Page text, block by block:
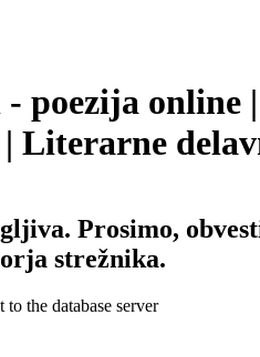
poezija online |
Literarne
Prosimo,
strežnika.
the database server